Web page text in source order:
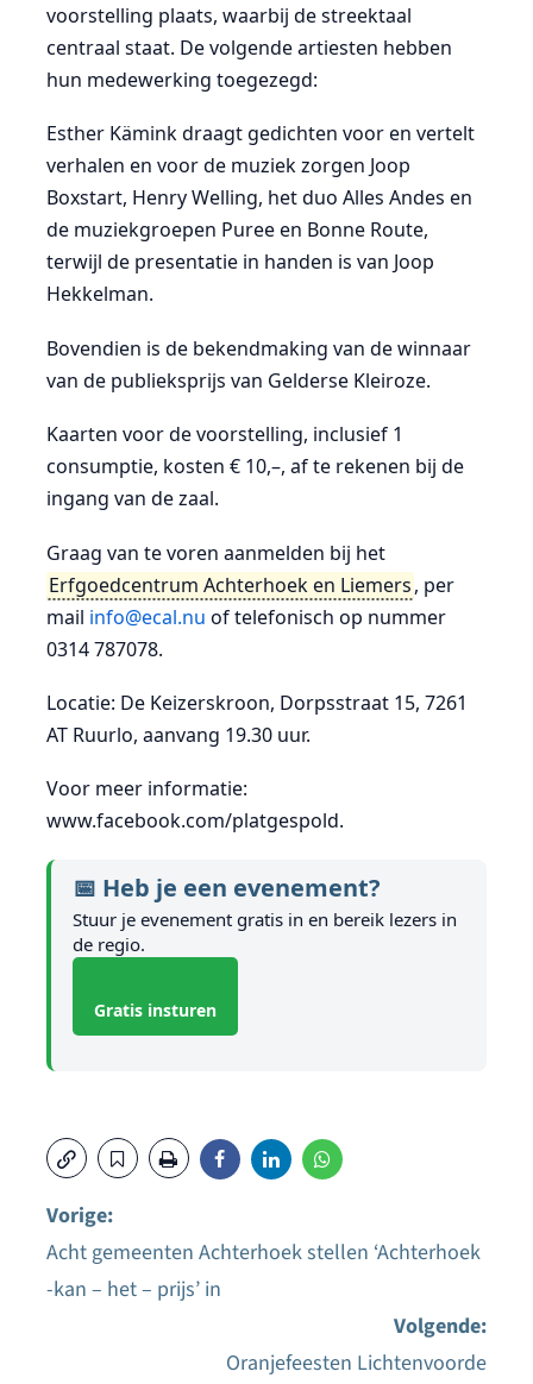
voorstelling plaats, waarbij de streektaal
centraal staat. De volgende artiesten hebben
hun medewerking toegezegd:
Esther Kämink draagt gedichten voor en vertelt
verhalen en voor de muziek zorgen Joop
Boxstart, Henry Welling, het duo Alles Andes en
de muziekgroepen Puree en Bonne Route,
terwijl de presentatie in handen is van Joop
Hekkelman.
Bovendien is de bekendmaking van de winnaar
van de publieksprijs van Gelderse Kleiroze.
Kaarten voor de voorstelling, inclusief 1
consumptie, kosten € 10,–, af te rekenen bij de
ingang van de zaal.
Graag van te voren aanmelden bij het
Erfgoedcentrum Achterhoek en Liemers, per
mail info@ecal.nu of telefonisch op nummer
0314 787078.
Locatie: De Keizerskroon, Dorpsstraat 15, 7261
AT Ruurlo, aanvang 19.30 uur.
Voor meer informatie:
www.facebook.com/platgespold.
📅 Heb je een evenement?
Stuur je evenement gratis in en bereik lezers in
de regio.
Gratis insturen
Bericht
Vorige:
Acht gemeenten Achterhoek stellen ‘Achterhoek
-kan – het – prijs’ in
Volgende:
Oranjefeesten Lichtenvoorde